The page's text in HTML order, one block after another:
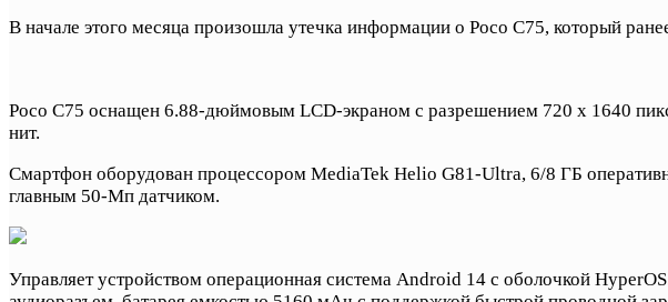
В начале этого месяца произошла утечка информации о Poco C75, который
Poco C75 оснащен 6.88-дюймовым LCD-экраном с разрешением 720 x 1640
нит.
Смартфон оборудован процессором MediaTek Helio G81-Ultra, 6/8 ГБ
главным 50-Мп датчиком.
Управляет устройством операционная система Android 14 с оболочкой